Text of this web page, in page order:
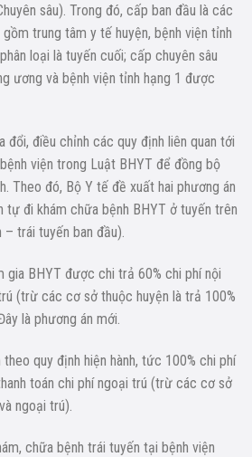
sâu). Trong đó, cấp ban đầu là các
trung tâm y tế huyện, bệnh viện tỉnh
loại là tuyến cuối; cấp chuyên sâu
ương và bệnh viện tỉnh hạng 1 được
đổi, điều chỉnh các quy định liên quan tới
viện trong Luật BHYT để đồng bộ
Theo đó, Bộ Y tế đề xuất hai phương án
tự đi khám chữa bệnh BHYT ở tuyến trên
trái tuyến ban đầu).
gia BHYT được chi trả 60% chi phí nội
(trừ các cơ sở thuộc huyện là trả 100%
là phương án mới.
quy định hiện hành, tức 100% chi phí
toán chi phí ngoại trú (trừ các cơ sở
ngoại trú).
chữa bệnh trái tuyến tại bệnh viện